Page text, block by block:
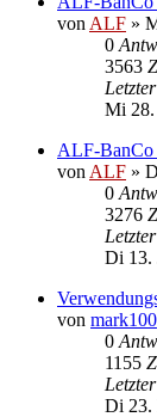
von ALF »
0
3563
Mi 28.
ALF-BanCo
von ALF »
0
3276
Di 13.
von mark100
0
1155
Di 23.